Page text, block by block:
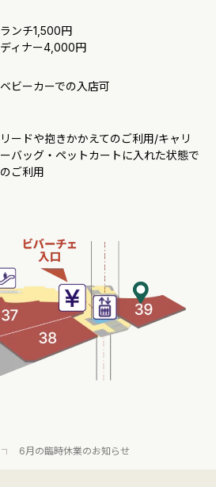
ランチ1,500円
ディナー4,000円
ベビーカーでの入店可
リードや抱きかかえてのご利用/キャリ
ーバッグ・ペットカートに入れた状態で
のご利用
6月の臨時休業のお知らせ